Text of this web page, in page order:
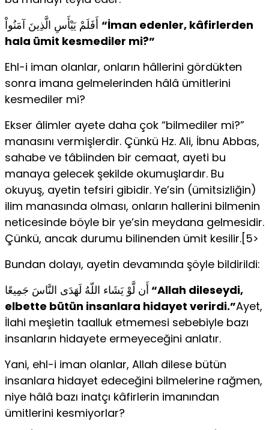
“İman edenler, kâfirlerden
hala ümit kesmediler mi?”
Ehl-i iman olanlar, onların hâllerini gördükten
sonra imana gelmelerinden hâlâ ümitlerini
kesmediler mi?
Ekser âlimler ayete daha çok “bilmediler mi?”
manasını vermişlerdir. Çünkü Hz. Ali, İbnu Abbas,
sahabe ve tâbiinden bir cemaat, ayeti bu
manaya gelecek şekilde okumuşlardır. Bu
okuyuş, ayetin tefsiri gibidir. Ye’sin (ümitsizliğin)
ilim manasında olması, onların hallerini bilmenin
neticesinde böyle bir ye’sin meydana gelmesidir.
Çünkü, ancak durumu bilinenden ümit kesilir.[5>
Bundan dolayı, ayetin devamında şöyle bildirildi:
أَن لَّوْ يَشَاء اللّهُ لَهَدَى النَّاسَ جَمِيعًا “Allah dileseydi,
elbette bütün insanlara hidayet verirdi.”Ayet,
İlahi meşietin taalluk etmemesi sebebiyle bazı
insanların hidayete ermeyeceğini anlatır.
Yani, ehl-i iman olanlar, Allah dilese bütün
insanlara hidayet edeceğini bilmelerine rağmen,
niye hâlâ bazı inatçı kâfirlerin imanından
ümitlerini kesmiyorlar?